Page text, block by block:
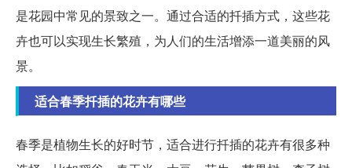
是花园中常见的景致之一。通过合适的扦插方式，这些花
卉也可以实现生长繁殖，为人们的生活增添一道美丽的风
景。
适合春季扦插的花卉有哪些
春季是植物生长的好时节，适合进行扦插的花卉有很多种